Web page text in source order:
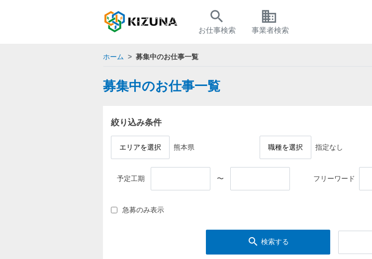
search
お仕事検索
business
事業者検索
ホーム 募集中のお仕事一覧
募集中のお仕事一覧
絞り込み条件
エリアを選択 熊本県 職種を選択 指定なし
予定工期 〜 フリーワード
急募のみ表示
search 検索する